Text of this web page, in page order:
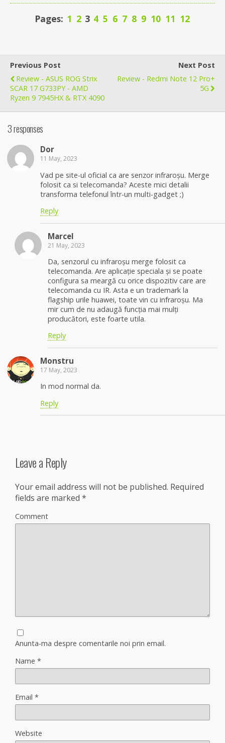
Pages: 1 2 3 4 5 6 7 8 9 10 11 12
Previous Post
Review - ASUS ROG Strix
SCAR 17 G733PY - AMD
Ryzen 9 7945HX & RTX 4090
Next Post
Review - Redmi Note 12 Pro+
5G
3 responses
Dor
11 May, 2023
Vad pe site-ul oficial ca are senzor infraroșu. Merge
folosit ca si telecomanda? Aceste mici detalii
transforma telefonul într-un multi-gadget ;)
Reply
Marcel
21 May, 2023
Da, senzorul cu infraroșu merge folosit ca
telecomanda. Are aplicație speciala și se poate
configura sa meargă cu orice dispozitiv care are
telecomanda cu IR. Asta e un trademark la
flagship urile huawei, toate vin cu infraroșu. Ma
mir cum de nu adaugă funcția mai mulți
producători, este foarte utila.
Reply
Monstru
17 May, 2023
In mod normal da.
Reply
Leave a Reply
Your email address will not be published. Required
fields are marked *
Comment
Anunta-ma despre comentarile noi prin email.
Name *
Email *
Website